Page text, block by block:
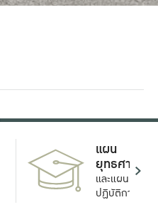
แผน
ยุทธศาสตร์
และแผน
ปฏิบัติการ